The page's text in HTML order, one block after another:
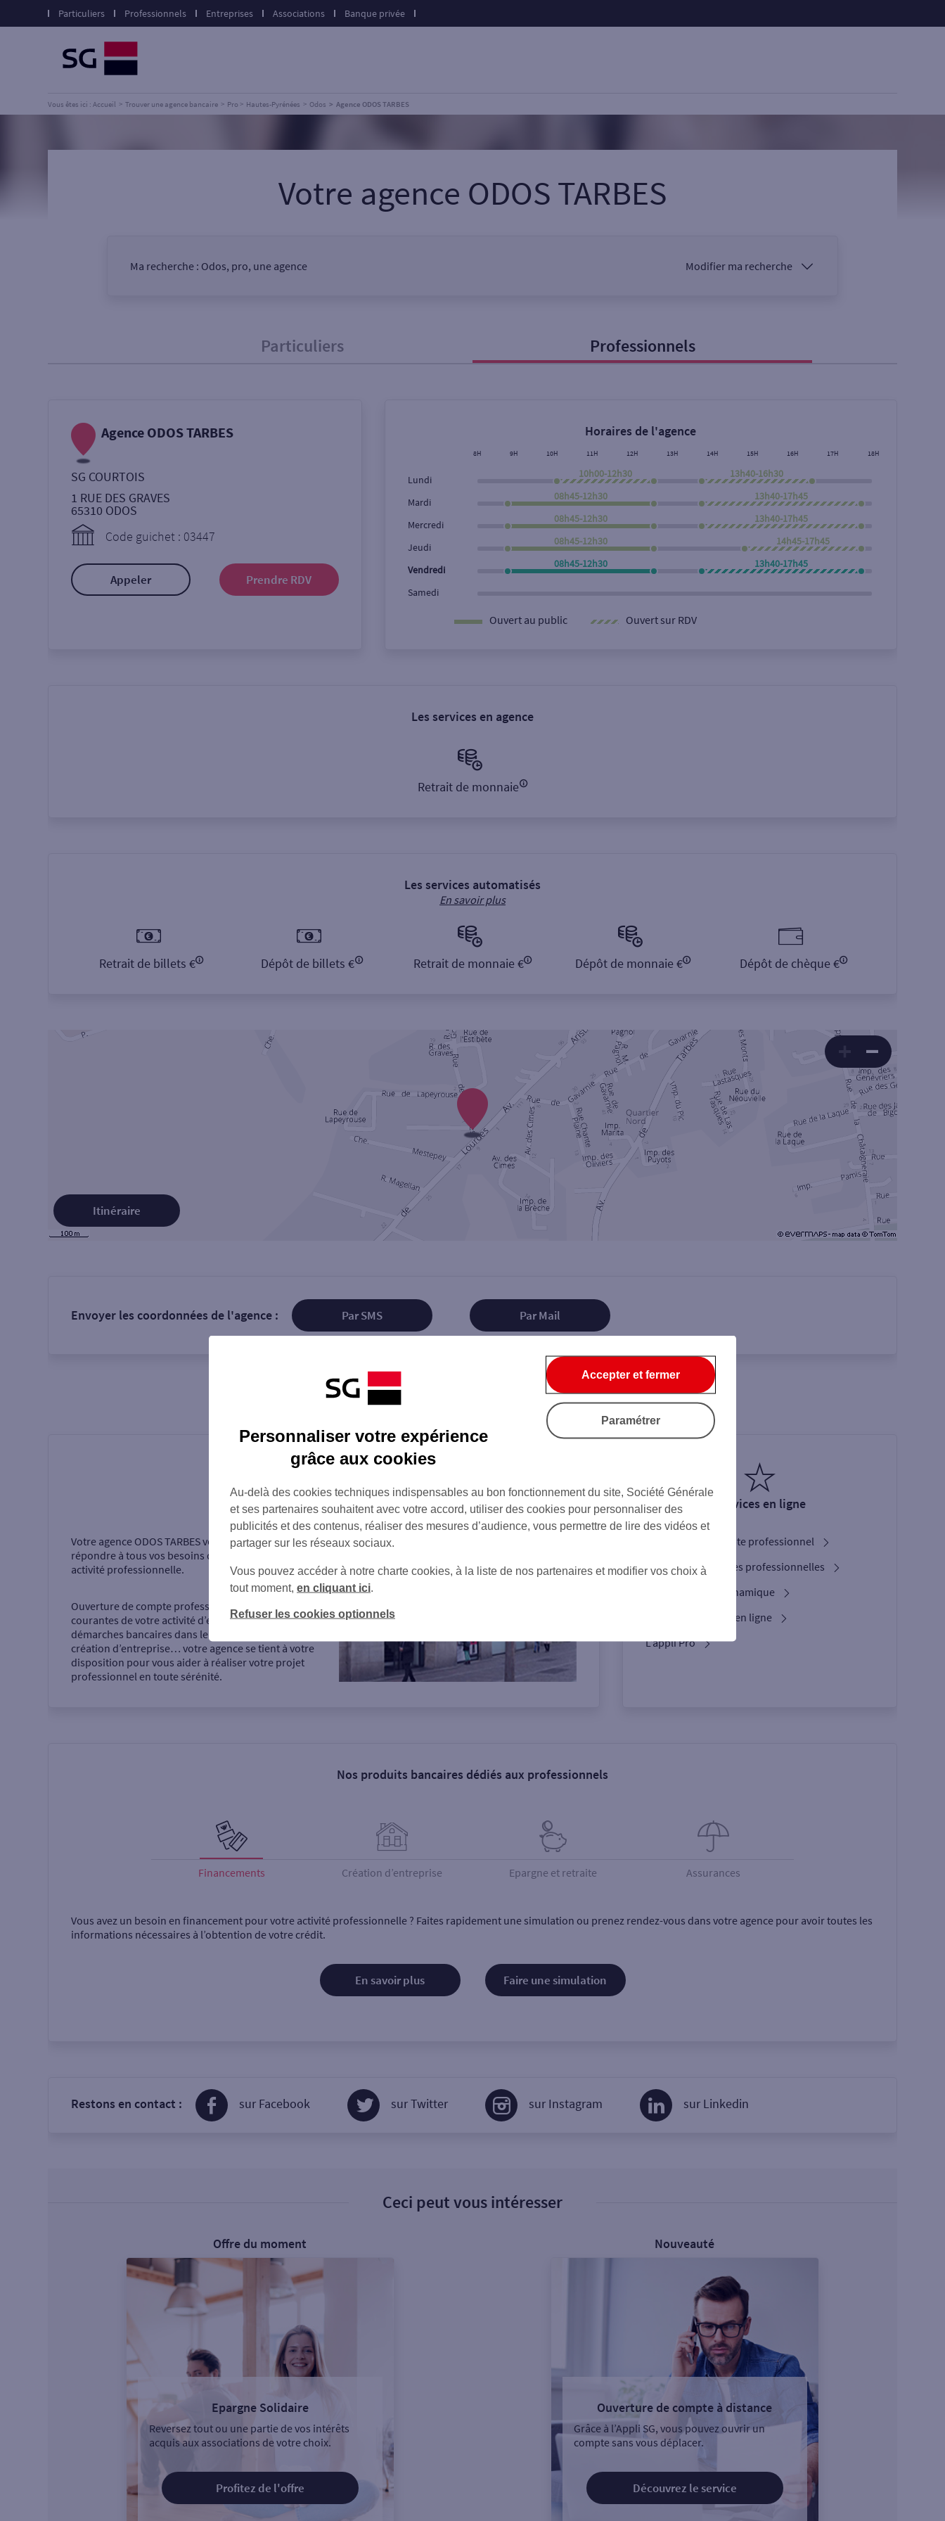
Particuliers Professionnels Entreprises Associations Banque privée
Vous êtes ici : Accueil Trouver une agence bancaire Pro Hautes-Pyrénées Odos Agence ODOS TARBES
Votre agence ODOS TARBES
Ma recherche : Odos, pro, une agence Modifier ma recherche
Professionnel
Une agence
Ouverte le lundi
Autour de moi Rue Rechercher
Particuliers Professionnels
Agence ODOS TARBES
SG COURTOIS
1 RUE DES GRAVES
65310 ODOS
Code guichet : 03447
Appeler Prendre RDV
Horaires de l'agence
8H 9H 10H 11H 12H 13H 14H 15H 16H 17H 18H
Lundi
10h00-12h30 13h40-16h30
Mardi
08h45-12h30 13h40-17h45
Mercredi
08h45-12h30 13h40-17h45
Jeudi
08h45-12h30 14h45-17h45
Vendredi
08h45-12h30 13h40-17h45
Samedi
Ouvert au public Ouvert sur RDV
Les services en agence
Retrait de monnaie
Les services automatisés
En savoir plus
Retrait de billets € Dépôt de billets € Retrait de monnaie € Dépôt de monnaie € Dépôt de chèque €
Itinéraire
Envoyer les coordonnées de l'agence : Par SMS Par Mail
Tout ce qu'il faut savoir...
Présentation de l'agence
Votre agence ODOS TARBESvous accueille pour
répondre à tous vos besoins dans le cadre de votre
activité professionnelle.
Ouverture de compte professionnel, opérations
courantes de votre activité d’entrepreneur,
démarches bancaires dans le cadre de votre
création d’entreprise… votre agence se tient à votre
disposition pour vous aider à réaliser votre projet
professionnel en toute sérénité.
Services en ligne
Ouverture de compte professionnel
Nos cartes bancaires professionnelles
L'option Crypto Dynamique
Services bancaires en ligne
L’appli Pro
Nos produits bancaires dédiés aux professionnels
Financements
Vous avez un besoin en financement pour votre activité professionnelle ? Faites rapidement une simulation ou prenez rendez-vous dans votre agence pour avoir toutes les
informations nécessaires à l’obtention de votre crédit.
En savoir plus Faire une simulation
Création d’entreprise Epargne et retraite Assurances
Restons en contact : sur Facebook sur Twitter sur Instagram sur Linkedin
Ceci peut vous intéresser
Offre du moment
Epargne Solidaire
Reversez tout ou une partie de vos intérêts
acquis aux associations de votre choix.
Profitez de l'offre
Nouveauté
Ouverture de compte à distance
Grâce à l’Appli SG, vous pouvez ouvrir un
compte sans vous déplacer.
Découvrez le service
Personnaliser votre expérience
grâce aux cookies
Au-delà des cookies techniques indispensables au bon fonctionnement du site, Société Générale
et ses partenaires souhaitent avec votre accord, utiliser des cookies pour personnaliser des
publicités et des contenus, réaliser des mesures d’audience, vous permettre de lire des vidéos et
partager sur les réseaux sociaux.
Vous pouvez accéder à notre charte cookies, à la liste de nos partenaires et modifier vos choix à
tout moment, en cliquant ici.
Refuser les cookies optionnels
Accepter et fermer
Paramétrer